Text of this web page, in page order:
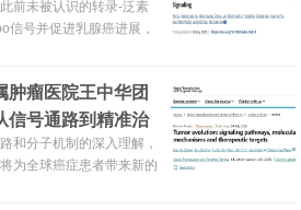
前未被认识的转录-泛素
信号并促进乳腺癌进展，
点，值得进一步验证以抑
肿瘤医院王中华团
信号通路到精准治
和分子机制的深入理解，
为全球癌症患者带来新的